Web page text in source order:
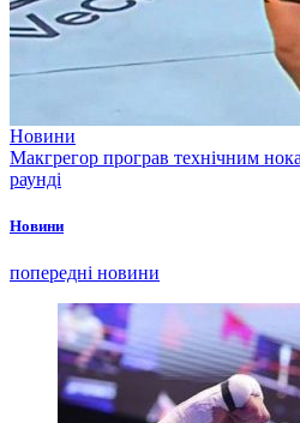
Новини
Макгрегор програв технічним
раунді
Новини
попередні новини